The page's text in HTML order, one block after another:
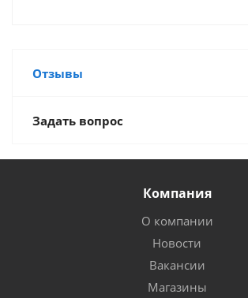
Отзывы
Задать вопрос
Компания
О компании
Новости
Вакансии
Магазины